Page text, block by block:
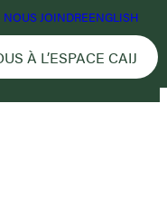
NOUS JOINDREENGLISH
À L’ESPACE CAIJ